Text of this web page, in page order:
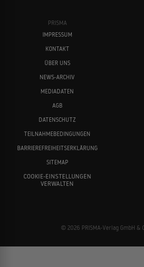
PRISMA
IMPRESSUM
KONTAKT
ÜBER UNS
NEWS-ARCHIV
MEDIADATEN
AGB
DATENSCHUTZ
TEILNAHMEBEDINGUNGEN
BARRIEREFREIHEITSERKLÄRUNG
SITEMAP
COOKIE-EINSTELLUNGEN
VERWALTEN
© 2026 PRISMA-Verlag GmbH &